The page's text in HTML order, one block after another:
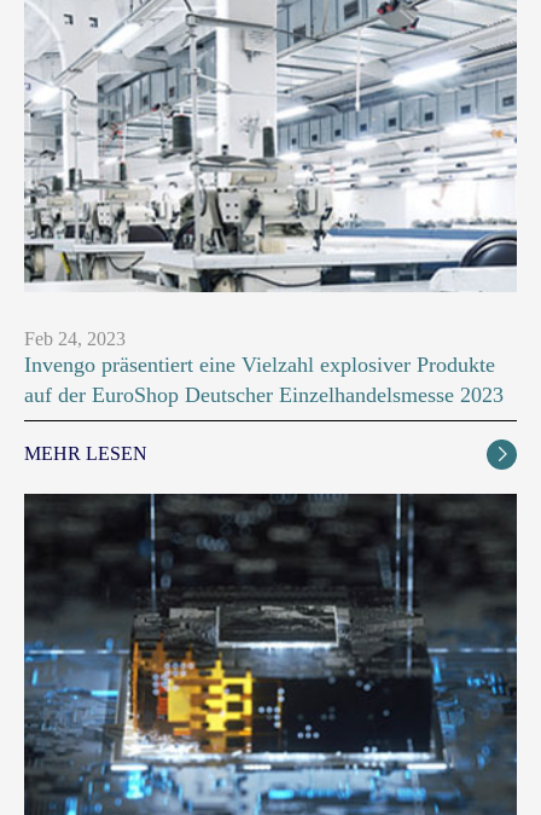
Feb 24, 2023
Invengo präsentiert eine Vielzahl explosiver Produkte
auf der EuroShop Deutscher Einzelhandelsmesse 2023
MEHR LESEN 